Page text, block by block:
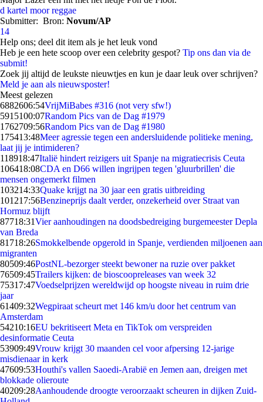
d kartel moor reggae
Submitter: Bron: Novum/AP
14
Help ons; deel dit item als je het leuk vond
Heb je een hete scoop over een celebrity gespot? Tip ons dan via de
submit!
Zoek jij altijd de leukste nieuwtjes en kun je daar leuk over schrijven?
Meld je aan als nieuwsposter!
Meest gelezen
6882606:54VrijMiBabes #316 (not very sfw!)
5915100:07Random Pics van de Dag #1979
1762709:56Random Pics van de Dag #1980
175413:48Meer agressie tegen een andersluidende politieke mening,
laat jij je intimideren?
118918:47Italië hindert reizigers uit Spanje na migratiecrisis Ceuta
106418:08CDA en D66 willen ingrijpen tegen 'gluurbrillen' die
mensen ongemerkt filmen
103214:33Quake krijgt na 30 jaar een gratis uitbreiding
101217:56Benzineprijs daalt verder, onzekerheid over Straat van
Hormuz blijft
87718:31Vier aanhoudingen na doodsbedreiging burgemeester Depla
van Breda
81718:26Smokkelbende opgerold in Spanje, verdienden miljoenen aan
migranten
80509:46PostNL-bezorger steekt bewoner na ruzie over pakket
76509:45Trailers kijken: de bioscoopreleases van week 32
75317:47Voedselprijzen wereldwijd op hoogste niveau in ruim drie
jaar
61409:32Wegpiraat scheurt met 146 km/u door het centrum van
Amsterdam
54210:16EU bekritiseert Meta en TikTok om verspreiden
desinformatie Ceuta
53909:49Vrouw krijgt 30 maanden cel voor afpersing 12-jarige
misdienaar in kerk
47609:53Houthi's vallen Saoedi-Arabië en Jemen aan, dreigen met
blokkade olieroute
40209:28Aanhoudende droogte veroorzaakt scheuren in dijken Zuid-